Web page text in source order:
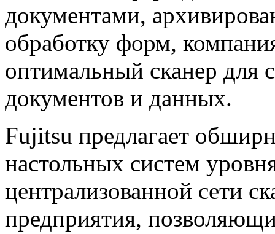
документами,
обработку форм,
оптимальный сканер для
документов и данных.
Fujitsu предлагает
настольных систем
централизованной сети
предприятия,